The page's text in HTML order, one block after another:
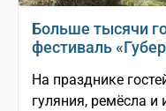
Больше тысячи
фестиваль
На празднике
гуляния, ремёсла и